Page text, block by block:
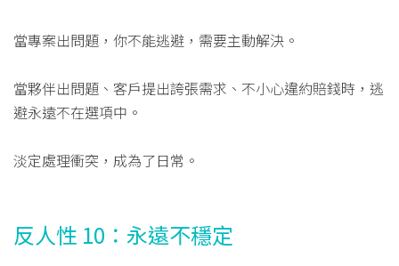
當專案出問題，你不能逃避，需要主動解決。
當夥伴出問題、客戶提出誇張需求、不小心違約賠錢時，逃
避永遠不在選項中。
淡定處理衝突，成為了日常。
反人性 10：永遠不穩定